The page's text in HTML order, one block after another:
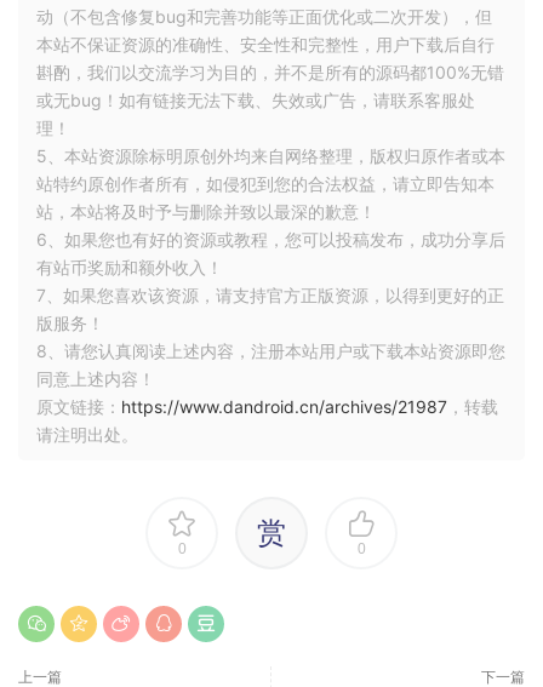
1、开发完成业务功能需要花费很大的精力处理埋点事宜，而且
多余的代码显得很冗余，浪费开发时间
2、随着迭代版本，新的需求增加，埋点的数量会越来越多，这
些老旧埋点的维护工作也需要付出不小的努力。
3、代码埋点需要跟版本迭代，无法实现动态化的配置，如果在
开发过程中忘记埋点，就只能等待下个版本再埋点。
所以，为了减少代码埋点的不便，减少开发人员介入，使运营
或者用研的同学就可以随时动态化的调整需要上报的点，我们
需要改变下当前的埋点方式，开发一个合适客户端埋点的上报
模式。
二、可视化埋点
1、埋点的三种方式：
殊情况有这众多方案的，但是大体上现在主要流行的就是三种
动（不包含修复bug和完善功能等正面优化或二次开发），但
本站不保证资源的准确性、安全性和完整性，用户下载后自行
斟酌，我们以交流学习为目的，并不是所有的源码都100%无错
或无bug！如有链接无法下载、失效或广告，请联系客服处
理！
5、本站资源除标明原创外均来自网络整理，版权归原作者或本
站特约原创作者所有，如侵犯到您的合法权益，请立即告知本
站，本站将及时予与删除并致以最深的歉意！
6、如果您也有好的资源或教程，您可以投稿发布，成功分享后
有站币奖励和额外收入！
7、如果您喜欢该资源，请支持官方正版资源，以得到更好的正
版服务！
8、请您认真阅读上述内容，注册本站用户或下载本站资源即您
同意上述内容！
原文链接： https://www.dandroid.cn/archives/21987 ，转载
请注明出处。
0 赏 0
上一篇 下一篇